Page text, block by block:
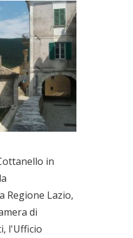
al
in
Regione Lazio,
di
l'Ufficio